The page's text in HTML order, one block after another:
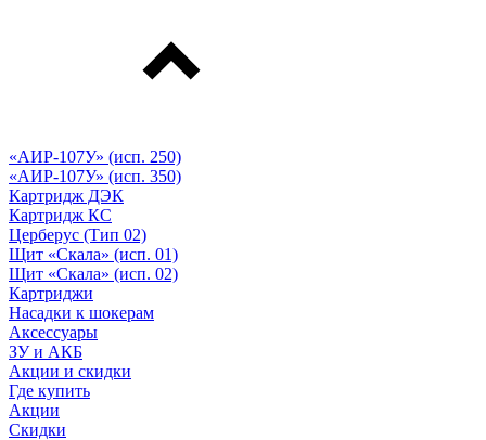
«АИР-107У» (исп. 250)
«АИР-107У» (исп. 350)
Картридж ДЭК
Картридж КС
Церберус (Тип 02)
Щит «Скала» (исп. 01)
Щит «Скала» (исп. 02)
Картриджи
Насадки к шокерам
Аксессуары
ЗУ и АКБ
Акции и скидки
Где купить
Акции
Скидки